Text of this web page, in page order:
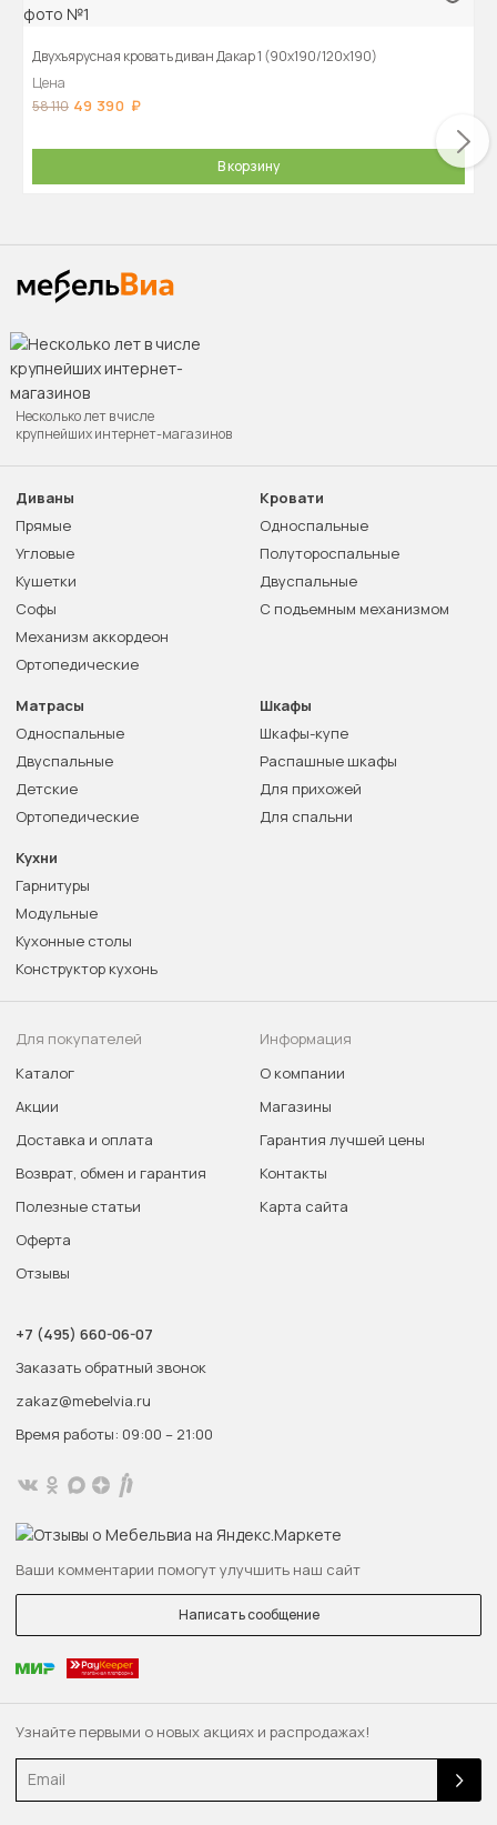
Двухъярусная кровать диван Дакар 1 (90х190/120х190)
Цена
58 110 49 390
В корзину
Узнайте первыми о новых акциях и распродажах!
Email
Несколько лет в числе
крупнейших интернет-магазинов
Диваны
Прямые
Угловые
Кушетки
Софы
Механизм аккордеон
Ортопедические
Кровати
Односпальные
Полутороспальные
Двуспальные
С подъемным механизмом
Матрасы
Односпальные
Двуспальные
Детские
Ортопедические
Шкафы
Шкафы-купе
Распашные шкафы
Для прихожей
Для спальни
Кухни
Гарнитуры
Модульные
Кухонные столы
Конструктор кухонь
Для покупателей
Каталог
Акции
Доставка и оплата
Возврат, обмен и гарантия
Полезные статьи
Оферта
Отзывы
Информация
О компании
Магазины
Гарантия лучшей цены
Контакты
Карта сайта
+7 (495) 660-06-07
Заказать обратный звонок
zakaz@mebelvia.ru
Время работы: 09:00 – 21:00
Ваши комментарии помогут улучшить наш сайт
Написать сообщение